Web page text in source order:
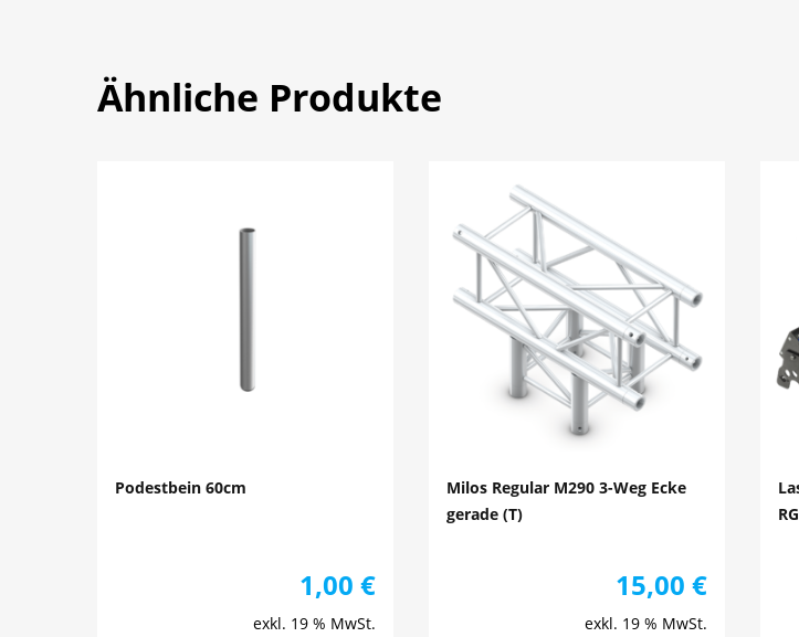
Ähnliche Produkte
Podestbein 60cm
1,00 €
exkl. 19 % MwSt.
Milos Regular M290 3-Weg Ecke
gerade (T)
15,00 €
exkl. 19 % MwSt.